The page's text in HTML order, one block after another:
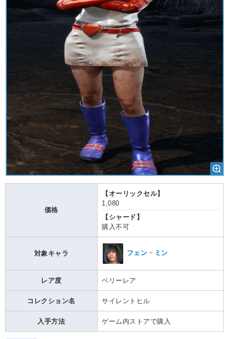
価格
【オーリックセル】
1,080
【シャード】
購入不可
対象キャラ フェン・ミン
レア度 ベリーレア
コレクション名 サイレントヒル
入手方法 ゲーム内ストアで購入